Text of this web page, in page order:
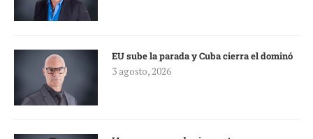
EU sube la parada y Cuba cierra el dominó
3 agosto, 2026